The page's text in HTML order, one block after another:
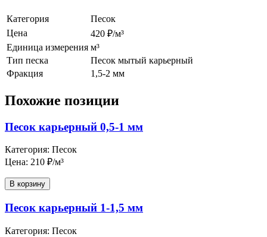
Категория
Песок
Цена
420 ₽/м³
Единица измерения м³
Тип песка
Песок мытый карьерный
Фракция
1,5-2 мм
Похожие позиции
Песок карьерный 0,5-1 мм
Категория: Песок
Цена: 210 ₽/м³
В корзину
Песок карьерный 1-1,5 мм
Категория: Песок